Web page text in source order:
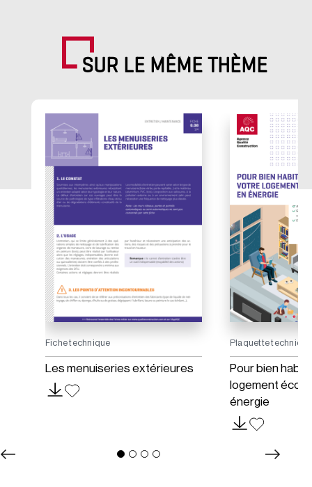
SUR LE MÊME THÈME
Fiche technique
Les menuiseries extérieures
Plaquette technique
Pour bien
logement
énergie